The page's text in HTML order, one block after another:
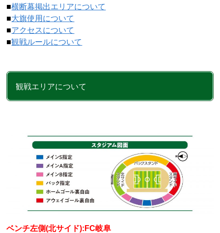
■横断幕掲出エリアについて
■大旗使用について
■アクセスについて
■観戦ルールについて
観戦エリアについて
ベンチ左側(北サイド):FC岐阜